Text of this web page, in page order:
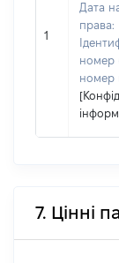
1
Дата
права:
номер
номер
7. Цінні